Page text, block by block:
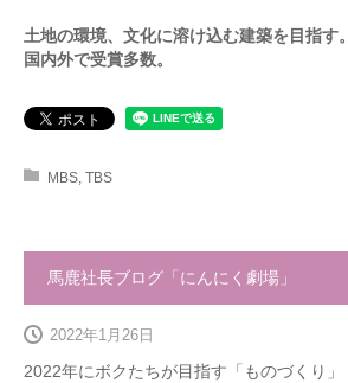
土地の環境、文化に溶け込む建築を目指す。
国内外で受賞多数。
MBS, TBS
馬鹿社長ブログ「にんにく劇場」
2022年にボクたちが目指す「ものづくり」
2022年1月26日